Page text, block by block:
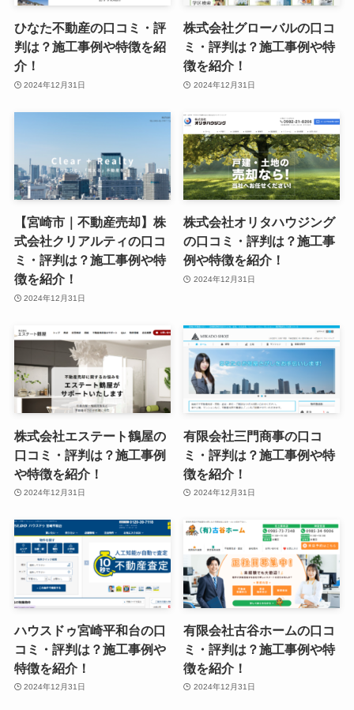
ひなた不動産の口コミ・評
判は？施工事例や特徴を紹
介！
2024年12月31日
株式会社グローバルの口コ
ミ・評判は？施工事例や特
徴を紹介！
2024年12月31日
【宮崎市｜不動産売却】株
式会社クリアルティの口コ
ミ・評判は？施工事例や特
徴を紹介！
2024年12月31日
株式会社オリタハウジング
の口コミ・評判は？施工事
例や特徴を紹介！
2024年12月31日
株式会社エステート鶴屋の
口コミ・評判は？施工事例
や特徴を紹介！
2024年12月31日
有限会社三門商事の口コ
ミ・評判は？施工事例や特
徴を紹介！
2024年12月31日
ハウスドゥ宮崎平和台の口
コミ・評判は？施工事例や
特徴を紹介！
2024年12月31日
有限会社古谷ホームの口コ
ミ・評判は？施工事例や特
徴を紹介！
2024年12月31日